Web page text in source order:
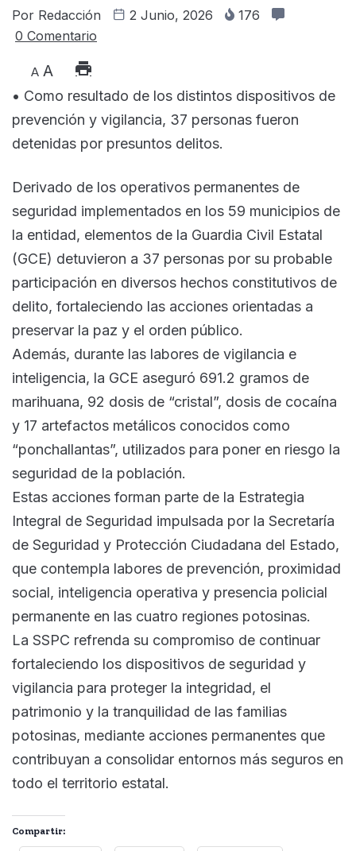
Por Redacción 2 Junio, 2026
176
0 Comentario
A A
• Como resultado de los distintos dispositivos de
prevención y vigilancia, 37 personas fueron
detenidas por presuntos delitos.
Derivado de los operativos permanentes de
seguridad implementados en los 59 municipios de
la entidad, elementos de la Guardia Civil Estatal
(GCE) detuvieron a 37 personas por su probable
participación en diversos hechos constitutivos de
delito, fortaleciendo las acciones orientadas a
preservar la paz y el orden público.
Además, durante las labores de vigilancia e
inteligencia, la GCE aseguró 691.2 gramos de
marihuana, 92 dosis de “cristal”, dosis de cocaína
y 17 artefactos metálicos conocidos como
“ponchallantas”, utilizados para poner en riesgo la
seguridad de la población.
Estas acciones forman parte de la Estrategia
Integral de Seguridad impulsada por la Secretaría
de Seguridad y Protección Ciudadana del Estado,
que contempla labores de prevención, proximidad
social, inteligencia operativa y presencia policial
permanente en las cuatro regiones potosinas.
La SSPC refrenda su compromiso de continuar
fortaleciendo los dispositivos de seguridad y
vigilancia para proteger la integridad, el
patrimonio y la tranquilidad de las familias
potosinas, mediante acciones permanentes que
contribuyan a consolidar entornos más seguros en
todo el territorio estatal.
Compartir: